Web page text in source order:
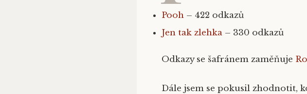
Pooh – 422 odkazů
Jen tak zlehka – 330 odkazů
Odkazy se šafránem zaměňuje
Dále jsem se pokusil zhodnotit,